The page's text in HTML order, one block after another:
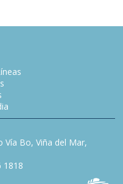
Vía Bo, Viña del Mar,
1818